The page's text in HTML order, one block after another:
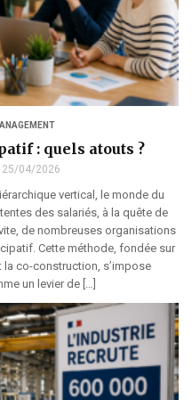
: quels atouts ?
25/04/2026
vertical, le monde du
des salariés, à la quête de
de nombreuses organisations
Cette méthode, fondée sur
co-construction, s’impose
un levier de […]